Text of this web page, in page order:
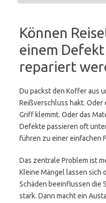
Können
einem
repariert
Du packst den Koffer aus
Reißverschluss hakt. Oder
Griff klemmt. Oder das
Defekte passieren oft
führen zu einer einfachen
Das zentrale Problem ist
Kleine Mängel lassen sich
Schäden beeinflussen die
stark. Dann macht ein